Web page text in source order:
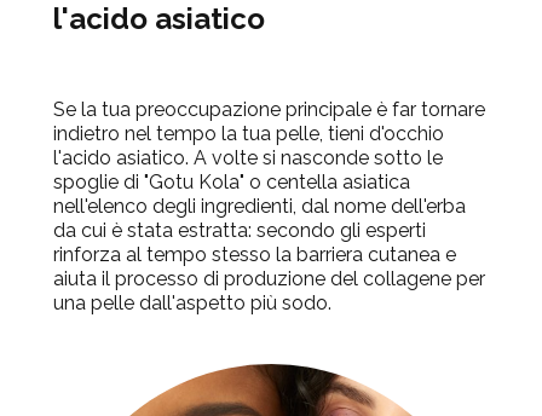
l'acido asiatico
Se la tua preoccupazione principale è far tornare
indietro nel tempo la tua pelle, tieni d'occhio
l'acido asiatico. A volte si nasconde sotto le
spoglie di "Gotu Kola" o centella asiatica
nell'elenco degli ingredienti, dal nome dell'erba
da cui è stata estratta: secondo gli esperti
rinforza al tempo stesso la barriera cutanea e
aiuta il processo di produzione del collagene per
una pelle dall'aspetto più sodo.